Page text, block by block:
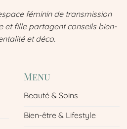
féminin de transmission
et fille partagent conseils bien-
et déco.
Menu
Beauté & Soins
Bien-être & Lifestyle